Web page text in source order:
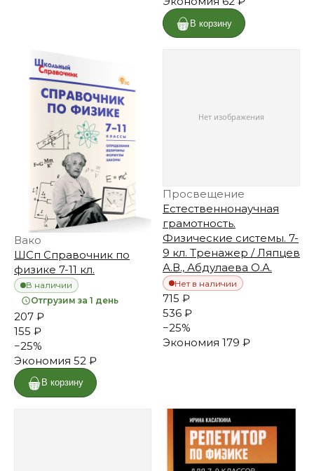
В корзину
Вако
ШСп Справочник по
физике 7-11 кл.
В наличии
Отгрузим за 1 день
207 ₽
155 ₽
−25%
Экономия 52 ₽
В корзину
Просвещение
Естественнонаучная
грамотность.
Физические системы. 7-
9 кл. Тренажер / Ляпцев
А.В., Абдулаева О.А.
Нет в наличии
715 ₽
536 ₽
−25%
Экономия 179 ₽